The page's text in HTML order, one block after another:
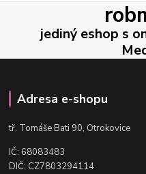
jediný eshop s
Adresa e-shopu
tř. Tomáše Bati 90, Otrokovice
IČ: 68083483
DIČ: CZ7803294114